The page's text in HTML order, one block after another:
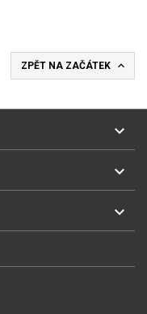
ZPĚT NA ZAČÁTEK 


